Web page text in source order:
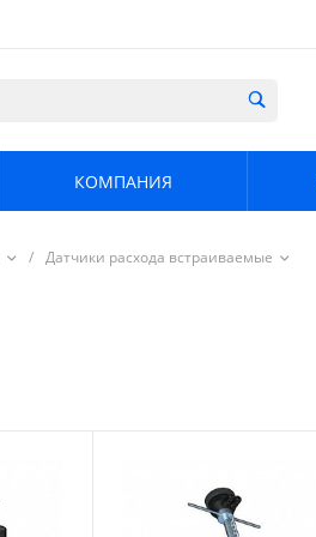
КОМПАНИЯ
/ Датчики расхода встраиваемые